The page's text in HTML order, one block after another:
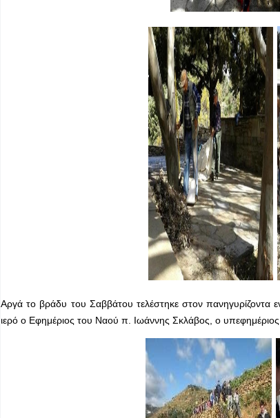
Αργά το βράδυ του Σαββάτου τελέστηκε στον πανηγυρίζοντα
ιερό ο Εφημέριος του Ναού π. Ιωάννης Σκλάβος, ο